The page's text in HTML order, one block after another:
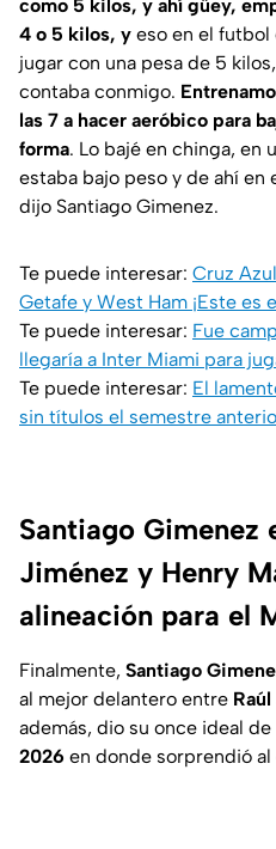
como 5 kilos, y ahí güey,
4 o 5 kilos, y eso en el futbol
jugar con una pesa de 5
contaba conmigo.
las 7 a hacer aeróbico para
forma. Lo bajé en chinga, en
estaba bajo peso y de ahí en
dijo Santiago Gimenez.
Te puede interesar: Cruz
Getafe y West Ham ¡Este es
Te puede interesar: Fue
llegaría a Inter Miami para
Te puede interesar: El
sin títulos el semestre
Santiago Gimenez
Jiménez y Henry
alineación para el
Finalmente, Santiago
al mejor delantero entre
además, dio su once ideal de
2026 en donde sorprendió al